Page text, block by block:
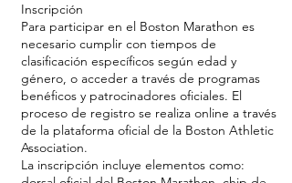
Inscripción
Para participar en el Boston Marathon es
necesario cumplir con tiempos de
clasificación específicos según edad y
género, o acceder a través de programas
benéficos y patrocinadores oficiales. El
proceso de registro se realiza online a través
de la plataforma oficial de la Boston Athletic
Association.
La inscripción incluye elementos como: